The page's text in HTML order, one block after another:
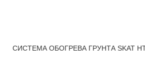
СИСТЕМА ОБОГРЕВА ГРУНТА SKAT HT